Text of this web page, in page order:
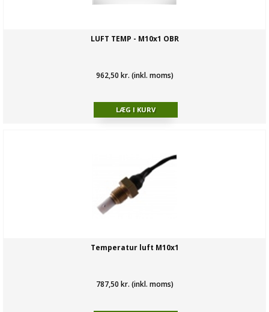
LUFT TEMP - M10x1 OBR
962,50 kr. (inkl. moms)
Temperatur luft M10x1
787,50 kr. (inkl. moms)